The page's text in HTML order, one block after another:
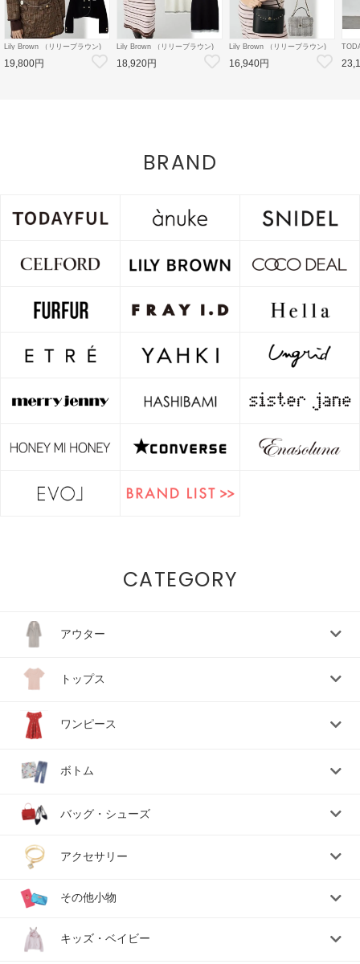
Lily Brown （リリーブラウン)
【LB×MARY QUANT】ダブル
ボタンジャケット 26秋冬
【LWFJ264100】ジャケット
19,800円
Lily Brown （リリーブラウン)
【LB×MARY QUANT】ポロニ
ットワンピース 26秋冬
【LWNO264110】フレアワンピ
18,920円
Lily Brown （リリーブラウン)
【LB×MARY QUANT】スタッ
ズバニティバッグ 26秋冬
【LWGB264343】ハンド・ショ
16,940円
26秋
BRAND
CATEGORY
アウター
トップス
ワンピース
ボトム
バッグ・シューズ
アクセサリー
その他小物
キッズ・ベイビー